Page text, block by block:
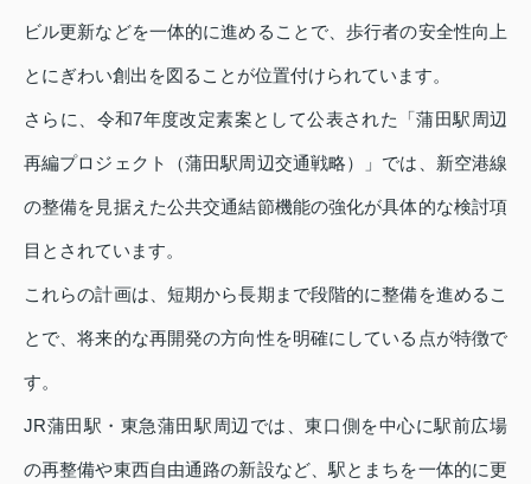
ビル更新などを一体的に進めることで、歩行者の安全性向上
とにぎわい創出を図ることが位置付けられています。
さらに、令和7年度改定素案として公表された「蒲田駅周辺
再編プロジェクト（蒲田駅周辺交通戦略）」では、新空港線
の整備を見据えた公共交通結節機能の強化が具体的な検討項
目とされています。
これらの計画は、短期から長期まで段階的に整備を進めるこ
とで、将来的な再開発の方向性を明確にしている点が特徴で
す。
JR蒲田駅・東急蒲田駅周辺では、東口側を中心に駅前広場
の再整備や東西自由通路の新設など、駅とまちを一体的に更